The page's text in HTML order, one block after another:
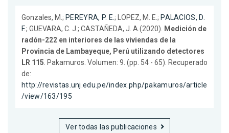
Gonzales, M.; PEREYRA, P. E.; LOPEZ, M. E.; PALACIOS, D.
F.; GUEVARA, C. J.; CASTAÑEDA, J. A.(2020).
Medición de
radón-222 en interiores de las viviendas de la
Provincia de Lambayeque, Perú utilizando detectores
LR 115 . Pakamuros. Volumen: 9. (pp. 54 - 65). Recuperado
de:
http://revistas.unj.edu.pe/index.php/pakamuros/article
/view/163/195
Ver todas las publicaciones